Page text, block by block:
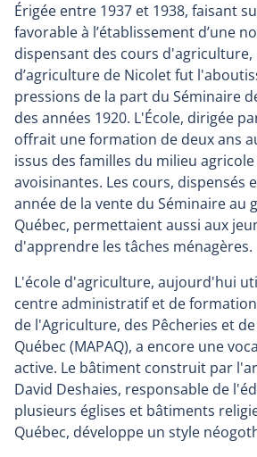
Érigée entre 1937 et 1938, faisant
favorable à l’établissement d’une
dispensant des cours d'agriculture,
d’agriculture de Nicolet fut
pressions de la part du Séminaire
des années 1920. L'École, dirigée
offrait une formation de deux ans
issus des familles du milieu
avoisinantes. Les cours, dispensés
année de la vente du Séminaire au
Québec, permettaient aussi aux
d'apprendre les tâches ménagères.
L'école d'agriculture, aujourd'hui
centre administratif et de
de l'Agriculture, des Pêcheries et
Québec (MAPAQ), a encore une
active. Le bâtiment construit par
David Deshaies, responsable de
plusieurs églises et bâtiments
Québec, développe un style